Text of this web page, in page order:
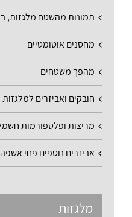
תמונות מהשטח מלגזות,
מחסנים אוטומטיים
מהפך משטחים
חובקים ואביזרים למלגזות
מריצות ופלטפורמות
אביזרים נוספים פחי
מלגזות